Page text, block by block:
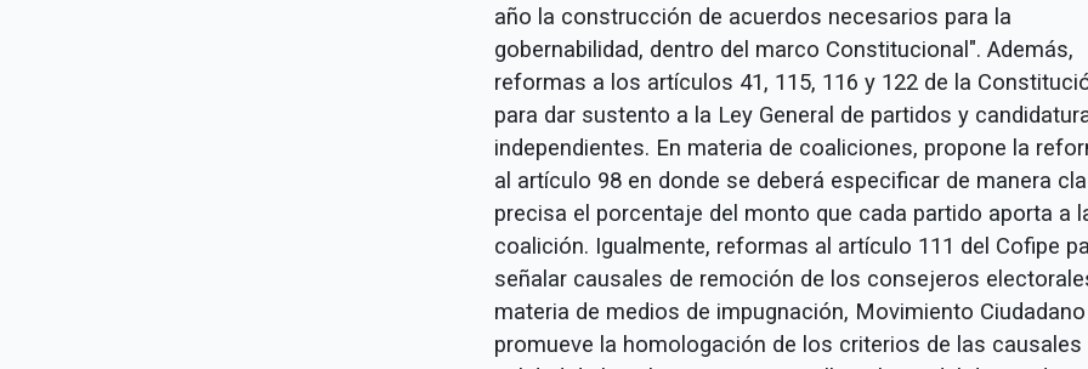
año la construcción de acuerdos necesarios para la
gobernabilidad, dentro del marco Constitucional". Además,
reformas a los artículos 41, 115, 116 y 122 de la
para dar sustento a la Ley General de partidos y
independientes. En materia de coaliciones, propone la
al artículo 98 en donde se deberá especificar de manera
precisa el porcentaje del monto que cada partido aporta a
coalición. Igualmente, reformas al artículo 111 del Cofipe
señalar causales de remoción de los consejeros
materia de medios de impugnación, Movimiento Ciudadano
promueve la homologación de los criterios de las causales